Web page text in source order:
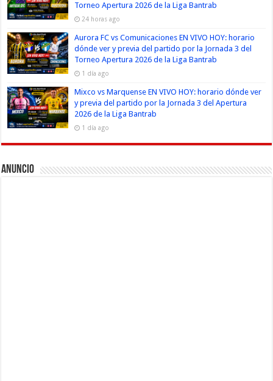
Torneo Apertura 2026 de la Liga Bantrab
24 horas ago
Aurora FC vs Comunicaciones EN VIVO HOY: horario
dónde ver y previa del partido por la Jornada 3 del
Torneo Apertura 2026 de la Liga Bantrab
1 día ago
Mixco vs Marquense EN VIVO HOY: horario dónde ver
y previa del partido por la Jornada 3 del Apertura
2026 de la Liga Bantrab
1 día ago
Anuncio